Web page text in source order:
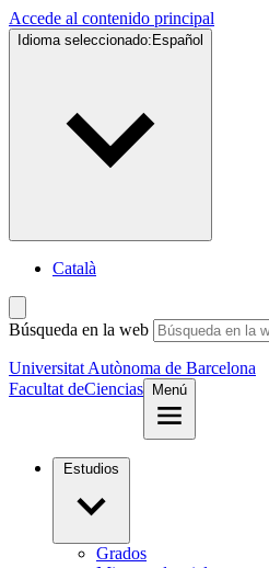
Accede al contenido principal
Idioma seleccionado: Español
Català
Búsqueda en la web
Universitat Autònoma de Barcelona
Facultat deCiencias Menú
Estudios
Grados